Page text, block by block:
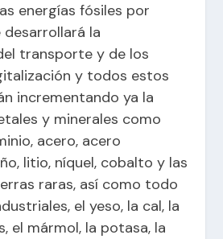
energías fósiles por
desarrollará la
transporte y de los
y todos estos
incrementando ya la
y minerales como
acero, acero
litio, níquel, cobalto y las
raras, así como todo
el yeso, la cal, la
el mármol, la potasa, la